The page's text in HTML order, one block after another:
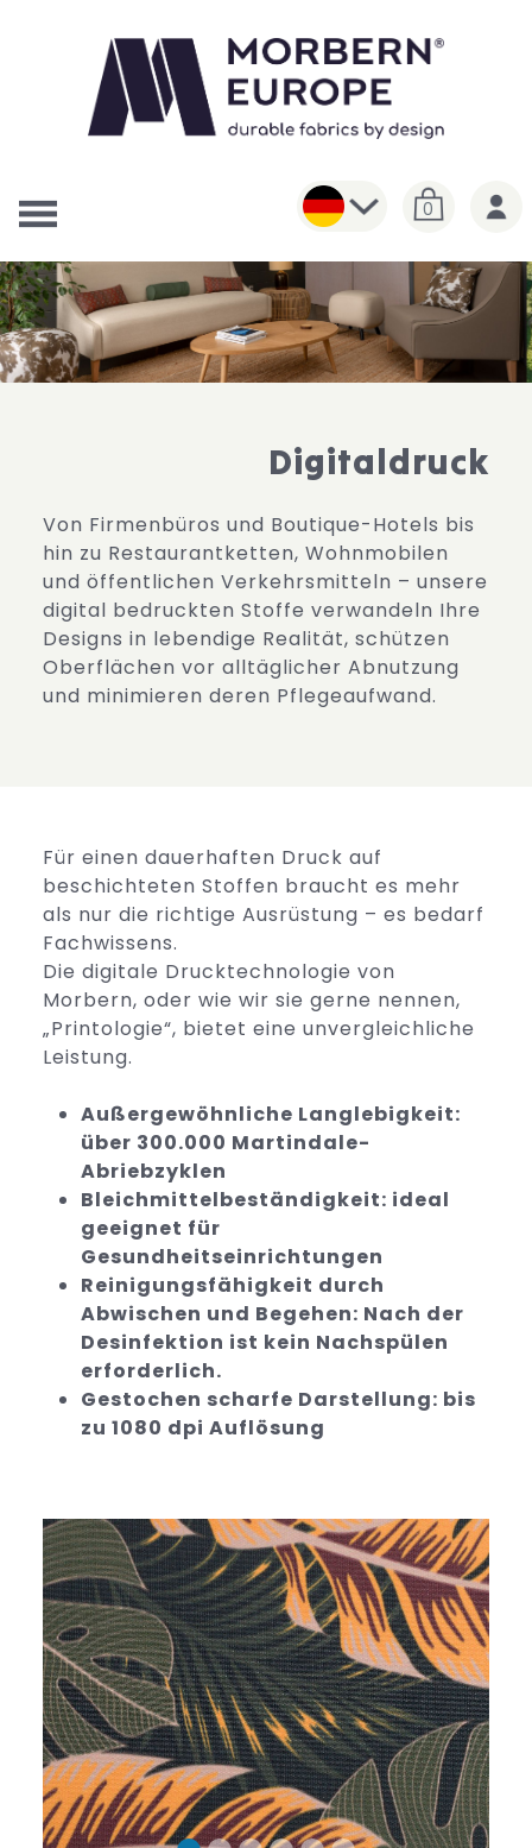
0
Digitaldruck
Von Firmenbüros und Boutique-Hotels bis
hin zu Restaurantketten, Wohnmobilen
und öffentlichen Verkehrsmitteln – unsere
digital bedruckten Stoffe verwandeln Ihre
Designs in lebendige Realität, schützen
Oberflächen vor alltäglicher Abnutzung
und minimieren deren Pflegeaufwand.
Für einen dauerhaften Druck auf
beschichteten Stoffen braucht es mehr
als nur die richtige Ausrüstung – es bedarf
Fachwissens.
Die digitale Drucktechnologie von
Morbern, oder wie wir sie gerne nennen,
„Printologie“, bietet eine unvergleichliche
Leistung.
Außergewöhnliche Langlebigkeit:
über 300.000 Martindale-
Abriebzyklen
Bleichmittelbeständigkeit: ideal
geeignet für
Gesundheitseinrichtungen
Reinigungsfähigkeit durch
Abwischen und Begehen: Nach der
Desinfektion ist kein Nachspülen
erforderlich.
Gestochen scharfe Darstellung: bis
zu 1080 dpi Auflösung